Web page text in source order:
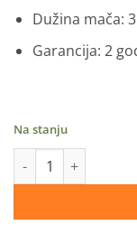
Dužina mača:
Garancija: 2
Na stanju
Al-ko električna